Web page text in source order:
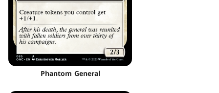
Phantom General